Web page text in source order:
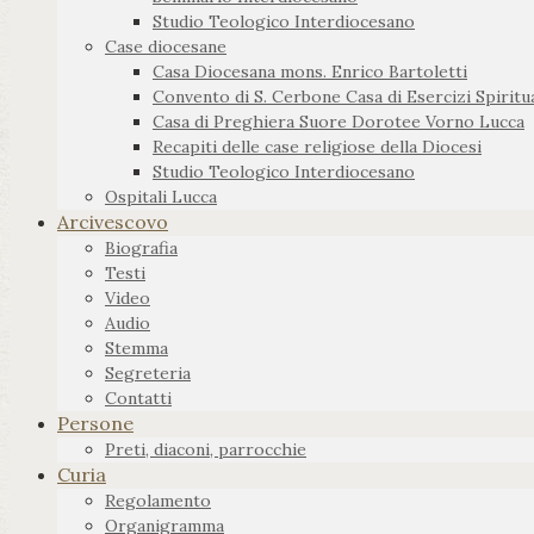
Studio Teologico Interdiocesano
Case diocesane
Casa Diocesana mons. Enrico Bartoletti
Convento di S. Cerbone Casa di Esercizi
Casa di Preghiera Suore Dorotee Vorno Lucca
Recapiti delle case religiose della Diocesi
Studio Teologico Interdiocesano
Ospitali Lucca
Arcivescovo
Biografia
Testi
Video
Audio
Stemma
Segreteria
Contatti
Persone
Preti, diaconi, parrocchie
Curia
Regolamento
Organigramma